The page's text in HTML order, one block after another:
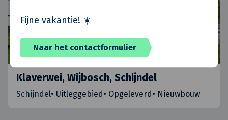
Fijne vakantie! ☀️
Naar het contactformulier
Klaverwei, Wijbosch, Schijndel
Schijndel• Uitleggebied • Opgeleverd • Nieuwbouw